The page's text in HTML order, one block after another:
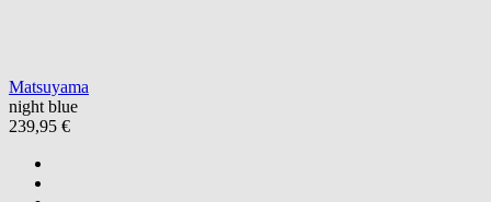
Matsuyama
night blue
239,95 €